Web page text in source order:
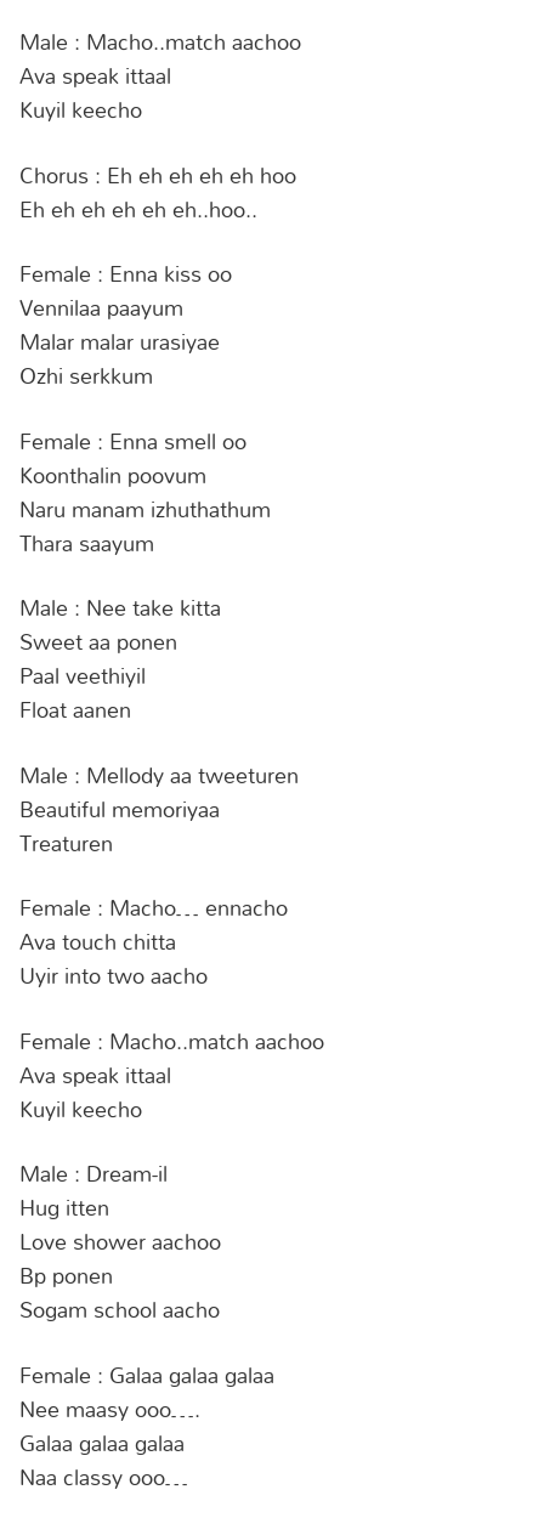
Male : Macho..match aachoo
Ava speak ittaal
Kuyil keecho
Chorus : Eh eh eh eh eh hoo
Eh eh eh eh eh eh..hoo..
Female : Enna kiss oo
Vennilaa paayum
Malar malar urasiyae
Ozhi serkkum
Female : Enna smell oo
Koonthalin poovum
Naru manam izhuthathum
Thara saayum
Male : Nee take kitta
Sweet aa ponen
Paal veethiyil
Float aanen
Male : Mellody aa tweeturen
Beautiful memoriyaa
Treaturen
Female : Macho… ennacho
Ava touch chitta
Uyir into two aacho
Female : Macho..match aachoo
Ava speak ittaal
Kuyil keecho
Male : Dream-il
Hug itten
Love shower aachoo
Bp ponen
Sogam school aacho
Female : Galaa galaa galaa
Nee maasy ooo….
Galaa galaa galaa
Naa classy ooo…